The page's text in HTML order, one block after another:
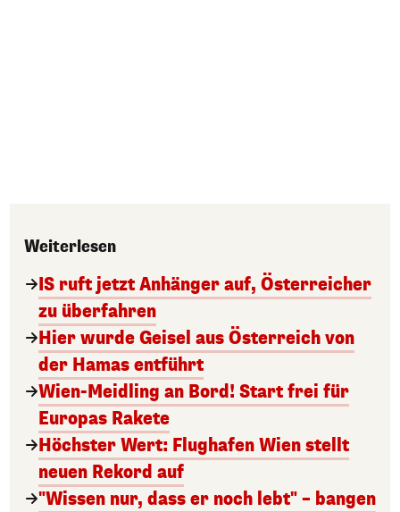
Weiterlesen
IS ruft jetzt Anhänger auf, Österreicher
zu überfahren
Hier wurde Geisel aus Österreich von
der Hamas entführt
Wien-Meidling an Bord! Start frei für
Europas Rakete
Höchster Wert: Flughafen Wien stellt
neuen Rekord auf
"Wissen nur, dass er noch lebt" – bangen